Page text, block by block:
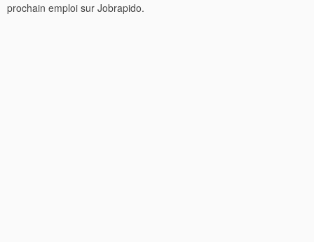
prochain emploi sur Jobrapido.